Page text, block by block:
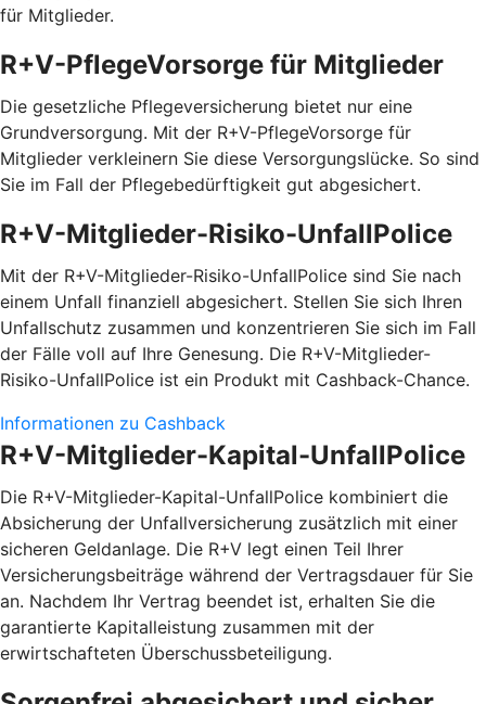
für Mitglieder.
R+V-PflegeVorsorge für Mitglieder
Die gesetzliche Pflegeversicherung bietet nur eine
Grundversorgung. Mit der R+V-PflegeVorsorge für
Mitglieder verkleinern Sie diese Versorgungslücke. So sind
Sie im Fall der Pflegebedürftigkeit gut abgesichert.
R+V-Mitglieder-Risiko-UnfallPolice
Mit der R+V-Mitglieder-Risiko-UnfallPolice sind Sie nach
einem Unfall finanziell abgesichert. Stellen Sie sich Ihren
Unfallschutz zusammen und konzentrieren Sie sich im Fall
der Fälle voll auf Ihre Genesung. Die R+V-Mitglieder-
Risiko-UnfallPolice ist ein Produkt mit Cashback-Chance.
Informationen zu Cashback
R+V-Mitglieder-Kapital-UnfallPolice
Die R+V-Mitglieder-Kapital-UnfallPolice kombiniert die
Absicherung der Unfallversicherung zusätzlich mit einer
sicheren Geldanlage. Die R+V legt einen Teil Ihrer
Versicherungsbeiträge während der Vertragsdauer für Sie
an. Nachdem Ihr Vertrag beendet ist, erhalten Sie die
garantierte Kapitalleistung zusammen mit der
erwirtschafteten Überschussbeteiligung.